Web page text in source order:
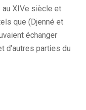
XIVe siècle et
que (Djenné et
échanger
d’autres parties du